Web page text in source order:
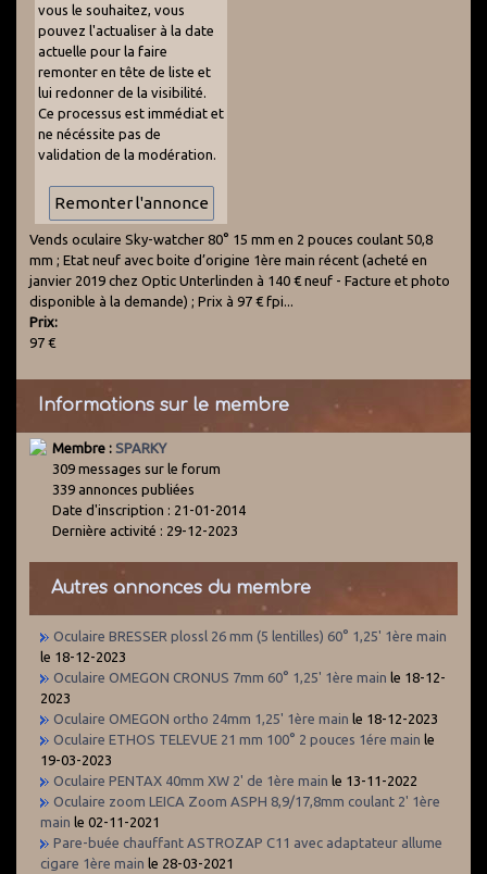
vous le souhaitez, vous
pouvez l'actualiser à la date
actuelle pour la faire
remonter en tête de liste et
lui redonner de la visibilité.
Ce processus est immédiat et
ne nécéssite pas de
validation de la modération.
Vends oculaire Sky-watcher 80° 15 mm en 2 pouces coulant 50,8
mm ; Etat neuf avec boite d’origine 1ère main récent (acheté en
janvier 2019 chez Optic Unterlinden à 140 € neuf - Facture et photo
disponible à la demande) ; Prix à 97 € fpi...
Prix:
97 €
Informations sur le membre
Membre : SPARKY
309 messages sur le forum
339 annonces publiées
Date d'inscription : 21-01-2014
Dernière activité : 29-12-2023
Autres annonces du membre
Oculaire BRESSER plossl 26 mm (5 lentilles) 60° 1,25' 1ère main
le 18-12-2023
Oculaire OMEGON CRONUS 7mm 60° 1,25' 1ère main le 18-12-
2023
Oculaire OMEGON ortho 24mm 1,25' 1ère main le 18-12-2023
Oculaire ETHOS TELEVUE 21 mm 100° 2 pouces 1ére main le
19-03-2023
Oculaire PENTAX 40mm XW 2' de 1ère main le 13-11-2022
Oculaire zoom LEICA Zoom ASPH 8,9/17,8mm coulant 2' 1ère
main le 02-11-2021
Pare-buée chauffant ASTROZAP C11 avec adaptateur allume
cigare 1ère main le 28-03-2021